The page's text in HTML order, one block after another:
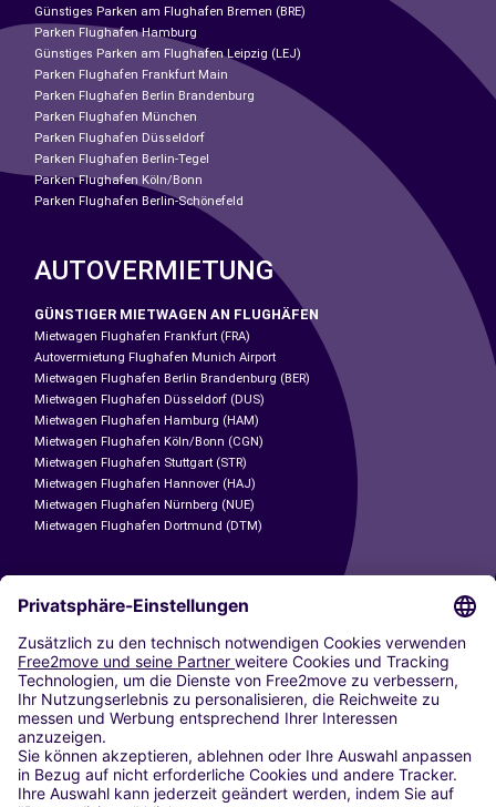
Günstiges Parken am Flughafen Bremen (BRE)
Parken Flughafen Hamburg
Günstiges Parken am Flughafen Leipzig (LEJ)
Parken Flughafen Frankfurt Main
Parken Flughafen Berlin Brandenburg
Parken Flughafen München
Parken Flughafen Düsseldorf
Parken Flughafen Berlin-Tegel
Parken Flughafen Köln/Bonn
Parken Flughafen Berlin-Schönefeld
AUTOVERMIETUNG
GÜNSTIGER MIETWAGEN AN FLUGHÄFEN
Mietwagen Flughafen Frankfurt (FRA)
Autovermietung Flughafen Munich Airport
Mietwagen Flughafen Berlin Brandenburg (BER)
Mietwagen Flughafen Düsseldorf (DUS)
Mietwagen Flughafen Hamburg (HAM)
Mietwagen Flughafen Köln/Bonn (CGN)
Mietwagen Flughafen Stuttgart (STR)
Mietwagen Flughafen Hannover (HAJ)
Mietwagen Flughafen Nürnberg (NUE)
Mietwagen Flughafen Dortmund (DTM)
CARSHARING
UNSERE STÄDTE
Paris
Madrid
Washington DC
Mailand
Rom
Turin
Wien